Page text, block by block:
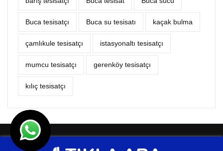
Buca tesisatçı Buca su tesisatı kaçak bulma
çamlıkule tesisatçı istasyonaltı tesisatçı
mumcu tesisatçı gerenköy tesisatçı
kılıç tesisatçı
© Tesisat Hizmetleri 2026